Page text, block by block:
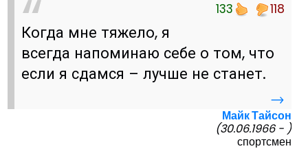
133 118
Когда мне тяжело, я
всегда напоминаю себе о том, что
если я сдамся – лучше не станет.
→
Майк Тайсон
(30.06.1966 - )
спортсмен